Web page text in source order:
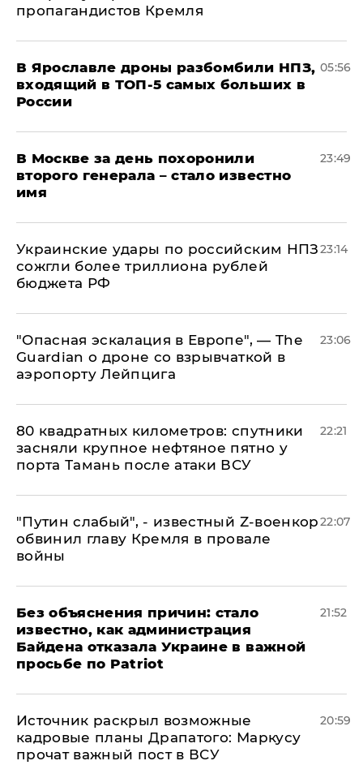
пропагандистов Кремля
В Ярославле дроны разбомбили НПЗ,
входящий в ТОП-5 самых больших в
России
05:56
В Москве за день похоронили
второго генерала – стало известно
имя
23:49
Украинские удары по российским НПЗ
сожгли более триллиона рублей
бюджета РФ
23:14
"Опасная эскалация в Европе", — The
Guardian о дроне со взрывчаткой в
аэропорту Лейпцига
23:06
80 квадратных километров: спутники
засняли крупное нефтяное пятно у
порта Тамань после атаки ВСУ
22:21
​"Путин слабый", - известный Z-военкор
обвинил главу Кремля в провале
войны
22:07
Без объяснения причин: стало
известно, как администрация
Байдена отказала Украине в важной
просьбе по Patriot
21:52
​Источник раскрыл возможные
кадровые планы Драпатого: Маркусу
прочат важный пост в ВСУ
20:59